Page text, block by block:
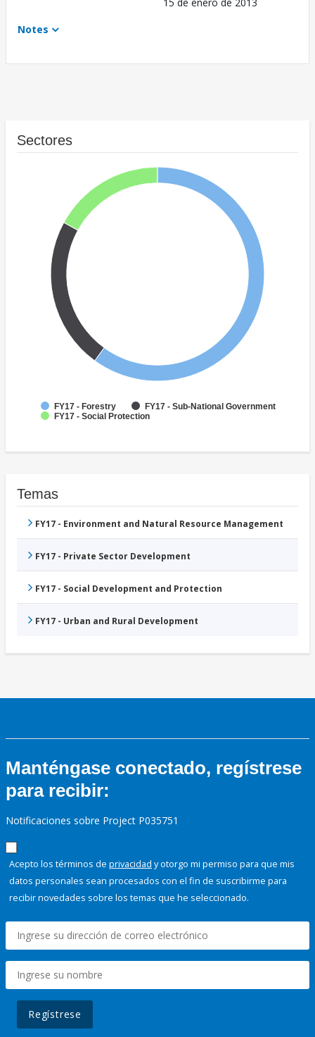
15 de enero de 2013
Notes
Sectores
FY17 - Forestry
FY17 - Sub-National Government
FY17 - Social Protection
Temas
FY17 - Environment and Natural Resource Management
FY17 - Private Sector Development
FY17 - Social Development and Protection
FY17 - Urban and Rural Development
Manténgase conectado, regístrese
para recibir:
Notificaciones sobre Project P035751
Acepto los términos de privacidad y otorgo mi permiso para que mis
datos personales sean procesados con el fin de suscribirme para
recibir novedades sobre los temas que he seleccionado.
Regístrese